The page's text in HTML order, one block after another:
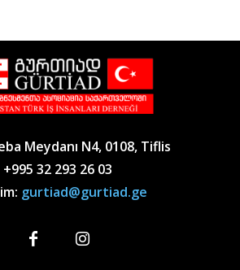
Meydanı N4, 0108, Tiflis
+995 32 293 26 03
gurtiad@gurtiad.ge